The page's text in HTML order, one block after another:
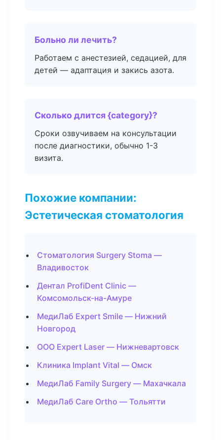
Больно ли лечить?
Работаем с анестезией, седацией, для
детей — адаптация и закись азота.
Сколько длится {category}?
Сроки озвучиваем на консультации
после диагностики, обычно 1-3
визита.
Похожие компании:
Эстетическая стоматология
Стоматология Surgery Stoma —
Владивосток
Дентал ProfiDent Clinic —
Комсомольск-на-Амуре
МедиЛаб Expert Smile — Нижний
Новгород
ООО Expert Laser — Нижневартовск
Клиника Implant Vital — Омск
МедиЛаб Family Surgery — Махачкала
МедиЛаб Care Ortho — Тольятти